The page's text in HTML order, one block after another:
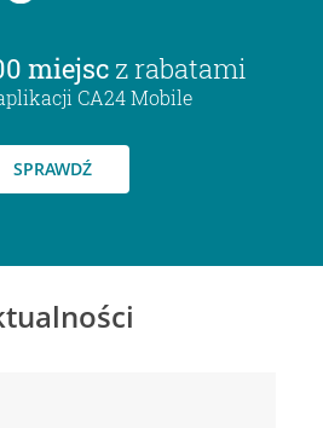
miejsc z rabatami
CA24 Mobile
SPRAWDŹ